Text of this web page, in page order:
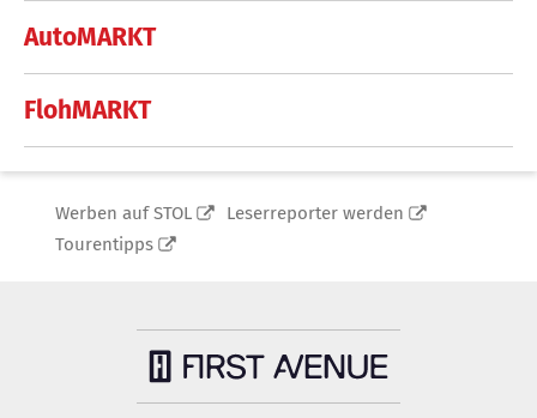
AutoMARKT
FlohMARKT
Werben auf STOL
Leserreporter werden
Tourentipps